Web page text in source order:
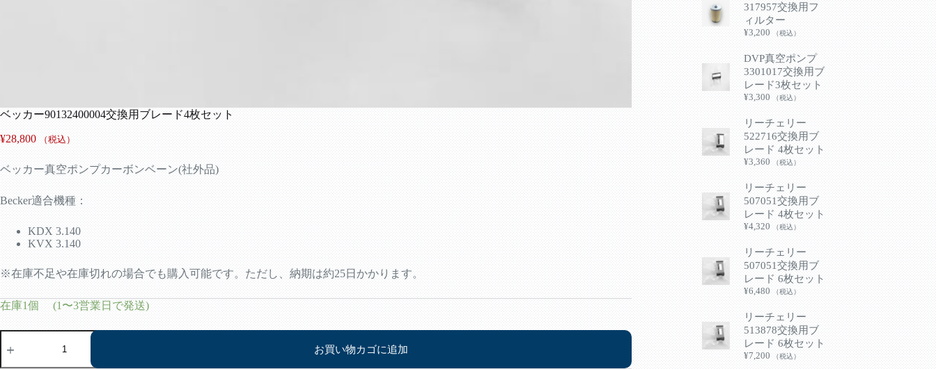
ベッカー90132400004交換用ブレード4枚セット
¥28,800 （税込）
ベッカー真空ポンプカーボンベーン(社外品)
Becker適合機種：
KDX 3.140
KVX 3.140
※在庫不足や在庫切れの場合でも購入可能です。ただし、納期は約25日かかります。
在庫1個 (1〜3営業日で発送)
ッ
お買い物カゴに追加
商
品
317957交換用フ
ィルター
¥3,200 （税込）
DVP真空ポンプ
3301017交換用ブ
レード3枚セット
¥3,300 （税込）
リーチェリー
522716交換用ブ
レード 4枚セット
¥3,360 （税込）
リーチェリー
507051交換用ブ
レード 4枚セット
¥4,320 （税込）
リーチェリー
507051交換用ブ
レード 6枚セット
¥6,480 （税込）
リーチェリー
513878交換用ブ
レード 6枚セット
¥7,200 （税込）